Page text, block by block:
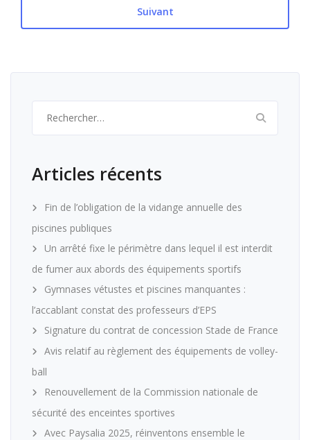
Suivant
Articles récents
Fin de l’obligation de la vidange annuelle des
piscines publiques
Un arrêté fixe le périmètre dans lequel il est interdit
de fumer aux abords des équipements sportifs
Gymnases vétustes et piscines manquantes :
l’accablant constat des professeurs d’EPS
Signature du contrat de concession Stade de France
Avis relatif au règlement des équipements de volley-
ball
Renouvellement de la Commission nationale de
sécurité des enceintes sportives
Avec Paysalia 2025, réinventons ensemble le